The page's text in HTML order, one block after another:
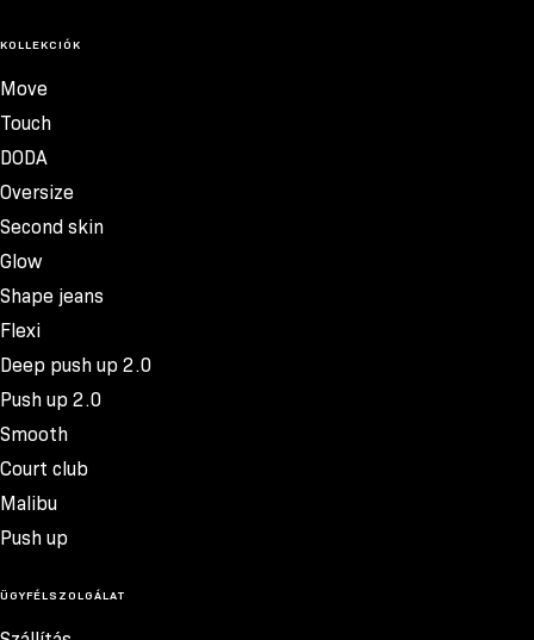
KOLLEKCIÓK
Move
Touch
DODA
Oversize
Second skin
Glow
Shape jeans
Flexi
Deep push up 2.0
Push up 2.0
Smooth
Court club
Malibu
Push up
ÜGYFÉLSZOLGÁLAT